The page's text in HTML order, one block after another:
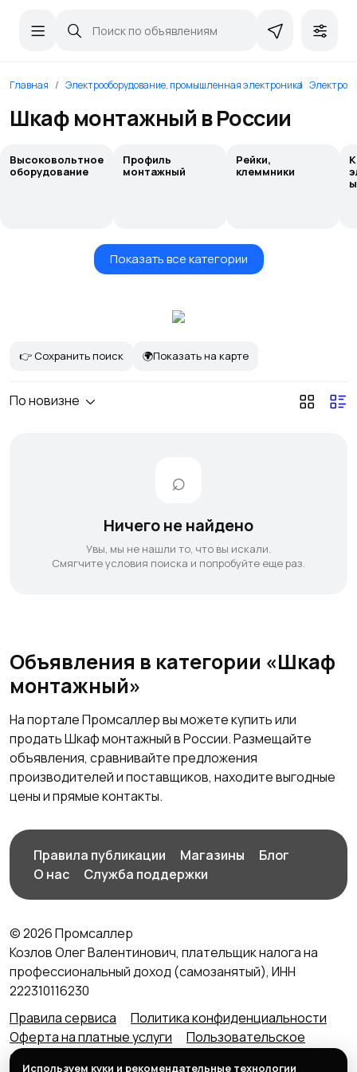
Главная Электрооборудование, промышленная электроника
Шкаф монтажный в России
Высоковольтное
оборудование
Профиль
монтажный
Рейки,
клеммники
Показать все категории
👉 Сохранить поиск 🌍Показать на карте
По новизне
Ничего не найдено
Увы, мы не нашли то, что вы искали.
Смягчите условия поиска и попробуйте еще раз.
Объявления в категории «Шкаф
монтажный»
На портале Промсаллер вы можете купить или
продать Шкаф монтажный в России. Размещайте
объявления, сравнивайте предложения
производителей и поставщиков, находите выгодные
цены и прямые контакты.
Правила публикации Магазины
Блог
О нас
Служба поддержки
© 2026 Промсаллер
Козлов Олег Валентинович, плательщик налога на
профессиональный доход (самозанятый), ИНН
222310116230
Правила сервиса
Политика конфиденциальности
Оферта на платные услуги
Пользовательское
соглашение
Используем куки и рекомендательные технологии